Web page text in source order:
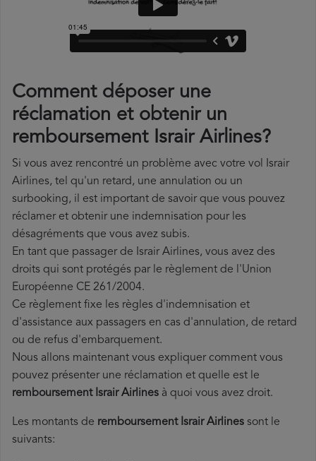
Comment déposer une
réclamation et obtenir un
remboursement Israir Airlines?
Si vous avez rencontré un problème avec votre vol Israir
Airlines, tel qu'un retard, une annulation ou un
surbooking, il est important de savoir que vous pouvez
réclamer et obtenir une indemnisation pour les
désagréments que vous avez subis.
En tant que passager de Israir Airlines, vous avez des
droits qui sont protégés par le règlement de l'Union
Européenne CE 261/2004.
Ce règlement fixe les règles d'indemnisation et
d'assistance aux passagers en cas d'annulation, de retard
ou de refus d'embarquement.
Nous allons maintenant vous expliquer comment vous
pouvez présenter une réclamation et quelle est le
remboursement Israir Airlines à quoi vous avez droit.
Les montants de remboursement Israir Airlines sont le
suivants: